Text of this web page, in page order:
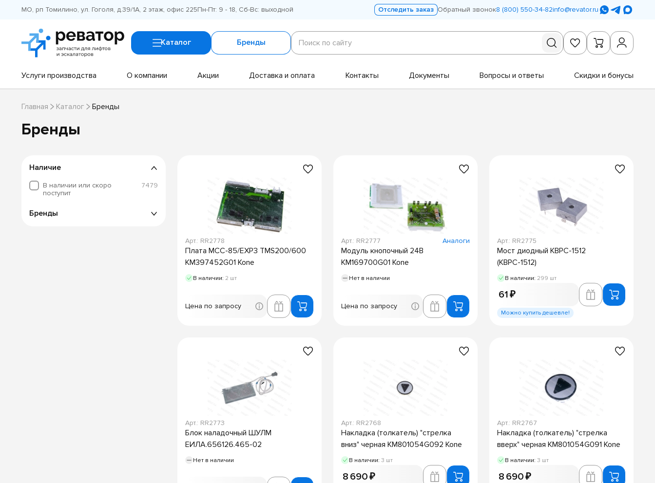
МО, рп Томилино, ул. Гоголя, д.39/1А, 2 этаж, офис 225Пн-Пт: 9 - 18, Сб-Вс: выходной Отследить заказ Обратный звонок8 (800) 550-34-82info@revator.ru
Каталог Бренды
Поиск
по
сайту
Поиск по сайту
Услуги производства О компании Акции Доставка и оплата Контакты Документы Вопросы и ответы Скидки и бонусы
Главная Каталог Бренды
Бренды
Наличие
В наличии или скоро
поступит
7479
Бренды
Арт.: RR2778
Плата MCC-85/EXP3 TMS200/600
KM397452G01 Kone
В наличии: 2 шт
Цена по запросу
Арт.: RR2777 Аналоги
Модуль кнопочный 24В
KM169700G01 Kone
Нет в наличии
Цена по запросу
Арт.: RR2775
Мост диодный KBPC-1512
(КВРС-1512)
В наличии: 299 шт
61 ₽
Можно купить дешевле!
Арт.: RR2773
Блок наладочный ШУЛМ
ЕИЛА.656126.465-02
Нет в наличии
Арт.: RR2768
Накладка (толкатель) "стрелка
вниз" черная KM801054G092 Kone
В наличии: 3 шт
8 690 ₽
Арт.: RR2767
Накладка (толкатель) "стрелка
вверх" черная KM801054G091 Kone
В наличии: 3 шт
8 690 ₽